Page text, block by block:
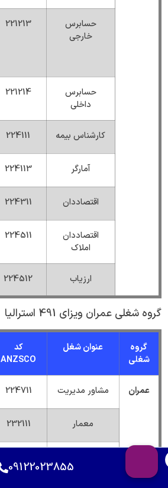
حسابرس
خارجی
221213
حسابرس
داخلی
221214
کارشناس بیمه 224111
آمارگر 224113
اقتصاددان 224311
اقتصاددان
املاک
224511
ارزیاب 224512
گروه شغلی عمران ویزای 491 استرالیا
گروه
شغلی
عنوان شغل
کد
ANZSCO
عمران مشاور مدیریت 224711
معمار 232111
09122023855